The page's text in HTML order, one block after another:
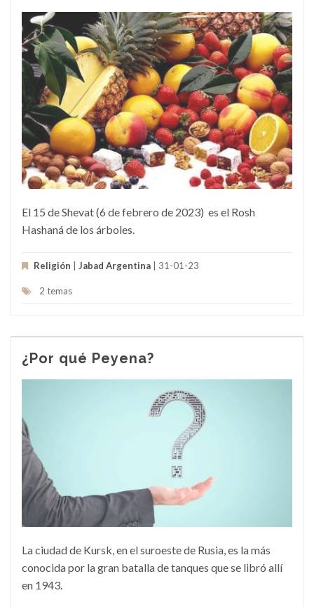
El 15 de Shevat (6 de febrero de 2023) es el Rosh
Hashaná de los árboles.
Religión Jabad Argentina | 31-01-23
2 temas
¿Por qué Peyena?
La ciudad de Kursk, en el suroeste de Rusia, es la más
conocida por la gran batalla de tanques que se libró allí
en 1943.